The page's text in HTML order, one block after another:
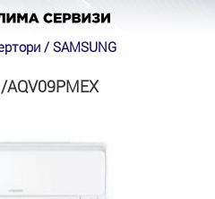
/ SAMSUNG
AQV09PMEX